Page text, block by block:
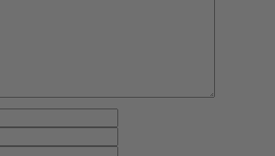
Mail-
Adresse